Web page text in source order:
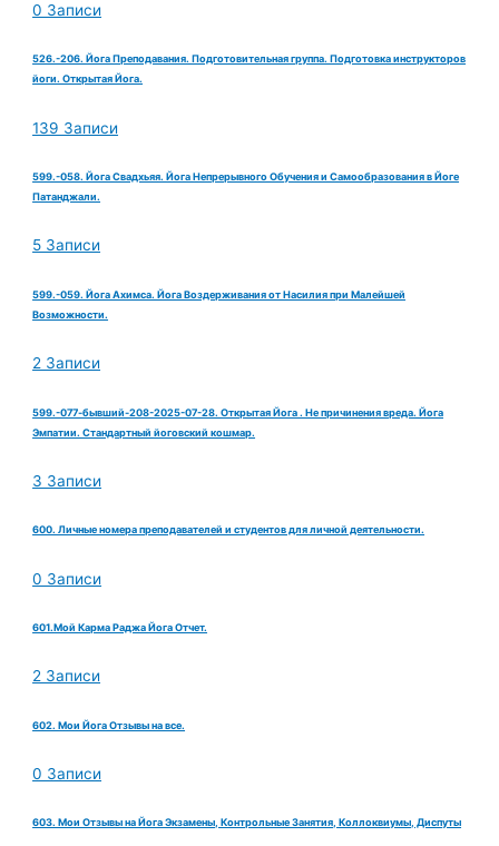
0 Записи
526.-206. Йога Преподавания. Подготовительная группа. Подготовка инструкторов
йоги. Открытая Йога.
139 Записи
599.-058. Йога Свадхьяя. Йога Непрерывного Обучения и Самообразования в Йоге
Патанджали.
5 Записи
599.-059. Йога Ахимса. Йога Воздерживания от Насилия при Малейшей
Возможности.
2 Записи
599.-077-бывший-208-2025-07-28. Открытая Йога . Не причинения вреда. Йога
Эмпатии. Стандартный йоговский кошмар.
3 Записи
600. Личные номера преподавателей и студентов для личной деятельности.
0 Записи
601.Мой Карма Раджа Йога Отчет.
2 Записи
602. Мои Йога Отзывы на все.
0 Записи
603. Мои Отзывы на Йога Экзамены, Контрольные Занятия, Коллоквиумы, Диспуты